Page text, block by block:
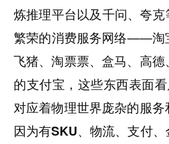
炼推理平台以及千问、夸
繁荣的消费服务网络——淘
飞猪、淘票票、盒马、高
的支付宝，这些东西表面
对应着物理世界庞杂的服务
因为有SKU、物流、支付